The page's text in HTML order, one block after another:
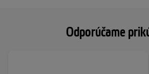
Odporúčame